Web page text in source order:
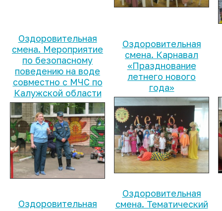
Оздоровительная
смена. Мероприятие
по безопасному
поведению на воде
совместно с МЧС по
Калужской области
Оздоровительная
смена. Карнавал
«Празднование
летнего нового
года»
Оздоровительная
Оздоровительная
смена. Тематический